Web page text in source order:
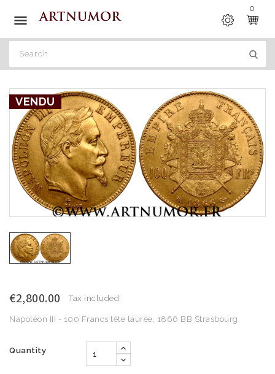

0
VENDU
€2,800.00 Tax included
Napoléon III - 100 Francs tête laurée, 1866 BB Strasbourg
Quantity